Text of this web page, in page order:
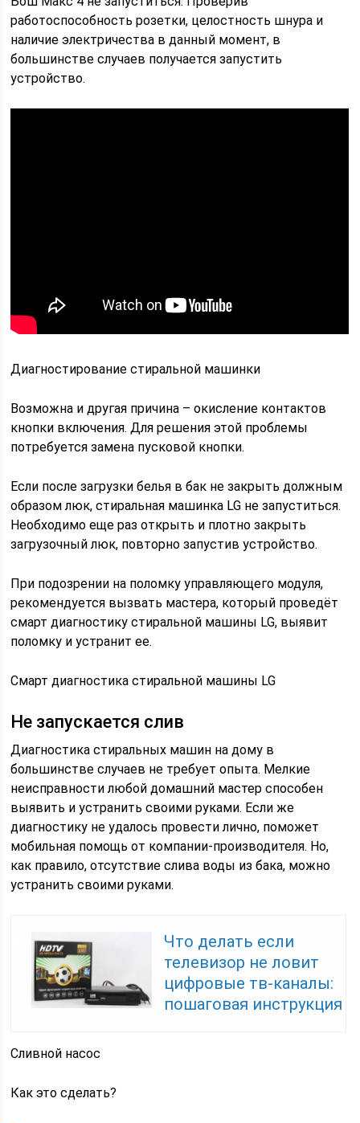
работоспособность розетки, целостность шнура и
наличие электричества в данный момент, в
большинстве случаев получается запустить
устройство.
Диагностирование стиральной машинки
Возможна и другая причина – окисление контактов
кнопки включения. Для решения этой проблемы
потребуется замена пусковой кнопки.
Если после загрузки белья в бак не закрыть должным
образом люк, стиральная машинка LG не запуститься.
Необходимо еще раз открыть и плотно закрыть
загрузочный люк, повторно запустив устройство.
При подозрении на поломку управляющего модуля,
рекомендуется вызвать мастера, который проведёт
смарт диагностику стиральной машины LG, выявит
поломку и устранит ее.
Смарт диагностика стиральной машины LG
Не запускается слив
Диагностика стиральных машин на дому в
большинстве случаев не требует опыта. Мелкие
неисправности любой домашний мастер способен
выявить и устранить своими руками. Если же
диагностику не удалось провести лично, поможет
мобильная помощь от компании-производителя. Но,
как правило, отсутствие слива воды из бака, можно
устранить своими руками.
Что делать если
телевизор не ловит
цифровые тв-каналы:
пошаговая инструкция
Сливной насос
Как это сделать?